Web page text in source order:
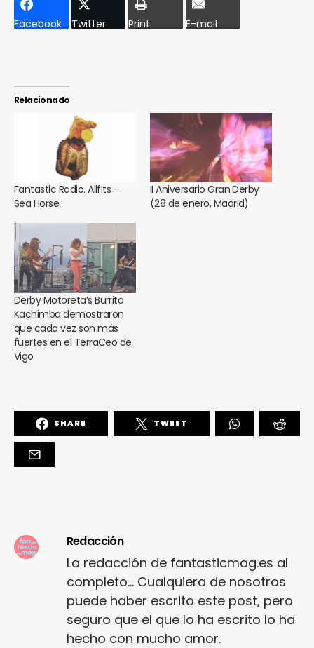
Facebook Twitter Print E-mail
Relacionado
Fantastic Radio. Allfits –
Sea Horse
II Aniversario Gran Derby
(28 de enero, Madrid)
Derby Motoreta’s Burrito
Kachimba demostraron
que cada vez son más
fuertes en el TerraCeo de
Vigo
SHARE TWEET
Redacción
La redacción de fantasticmag.es al
completo... Cualquiera de nosotros
puede haber escrito este post, pero
seguro que el que lo ha escrito lo ha
hecho con mucho amor.